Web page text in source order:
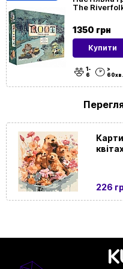
Тип 1350 грн
The
Купити
1-
6
>
60хв.
226